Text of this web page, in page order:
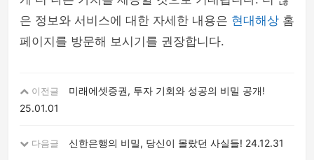
은 정보와 서비스에 대한 자세한 내용은 현대해상 홈
페이지를 방문해 보시기를 권장합니다.
이전글
미래에셋증권, 투자 기회와 성공의 비밀 공개!
25.01.01
다음글 신한은행의 비밀, 당신이 몰랐던 사실들! 24.12.31